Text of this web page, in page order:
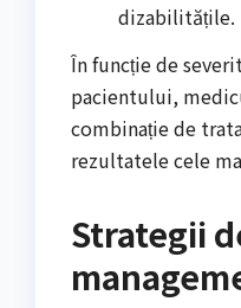
dizabilitățile.
În funcție de
pacientului,
combinație de
rezultatele cele
Strategii